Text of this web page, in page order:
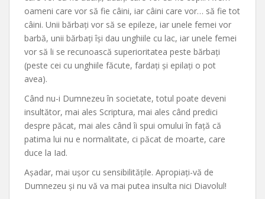
oameni care vor să fie câini, iar câini care vor… să fie tot
câini. Unii bărbați vor să se epileze, iar unele femei vor
barbă, unii bărbați își dau unghiile cu lac, iar unele femei
vor să li se recunoască superioritatea peste bărbați
(peste cei cu unghiile făcute, fardați și epilați o pot
avea).
Când nu-i Dumnezeu în societate, totul poate deveni
insultător, mai ales Scriptura, mai ales când predici
despre păcat, mai ales când îi spui omului în față că
patima lui nu e normalitate, ci păcat de moarte, care
duce la Iad.
Așadar, mai ușor cu sensibilitățile. Apropiați-vă de
Dumnezeu și nu vă va mai putea insulta nici Diavolul!